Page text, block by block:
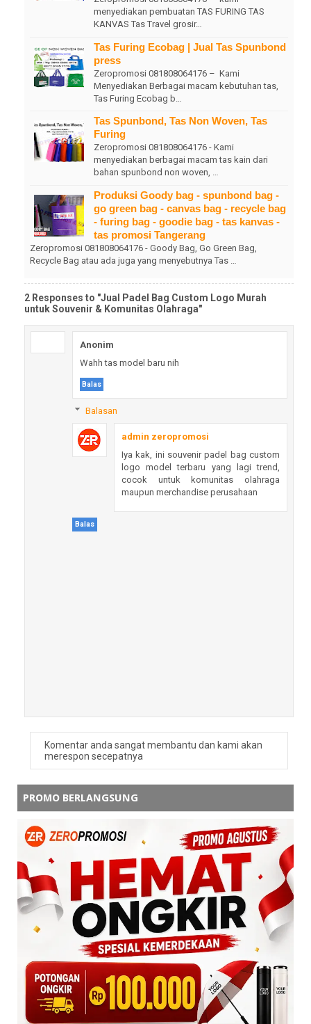
menyediakan pembuatan TAS FURING TAS
KANVAS Tas Travel grosir…
Tas Furing Ecobag | Jual Tas Spunbond
press
Zeropromosi 081808064176 – Kami
Menyediakan Berbagai macam kebutuhan tas,
Tas Furing Ecobag b…
Tas Spunbond, Tas Non Woven, Tas
Furing
Zeropromosi 081808064176 - Kami
menyediakan berbagai macam tas kain dari
bahan spunbond non woven, …
Produksi Goody bag - spunbond bag -
go green bag - canvas bag - recycle bag
- furing bag - goodie bag - tas kanvas -
tas promosi Tangerang
Zeropromosi 081808064176 - Goody Bag, Go Green Bag,
Recycle Bag atau ada juga yang menyebutnya Tas …
2 Responses to "Jual Padel Bag Custom Logo Murah
untuk Souvenir & Komunitas Olahraga"
Anonim
Wahh tas model baru nih
Balas
Balasan
admin zeropromosi
Iya kak, ini souvenir padel bag custom
logo model terbaru yang lagi trend,
cocok untuk komunitas olahraga
maupun merchandise perusahaan
Balas
Komentar anda sangat membantu dan kami akan
merespon secepatnya
PROMO BERLANGSUNG